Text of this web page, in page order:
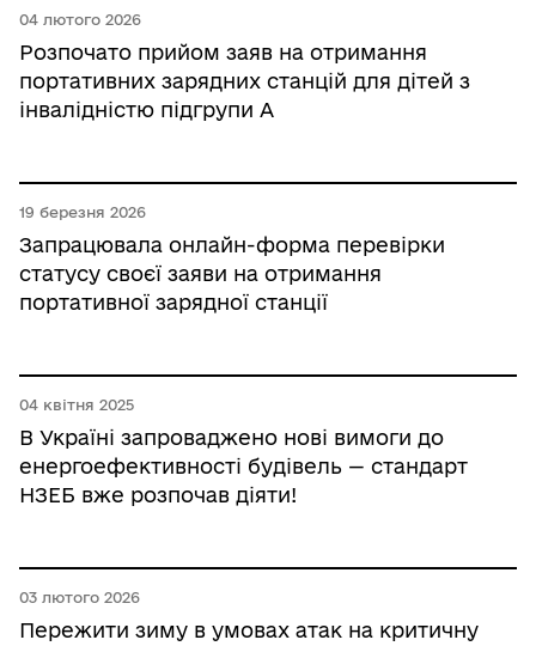
04 лютого 2026
Розпочато прийом заяв на отримання
портативних зарядних станцій для дітей з
інвалідністю підгрупи А
19 березня 2026
Запрацювала онлайн-форма перевірки
статусу своєї заяви на отримання
портативної зарядної станції
04 квітня 2025
В Україні запроваджено нові вимоги до
енергоефективності будівель — стандарт
НЗЕБ вже розпочав діяти!
03 лютого 2026
Пережити зиму в умовах атак на критичну